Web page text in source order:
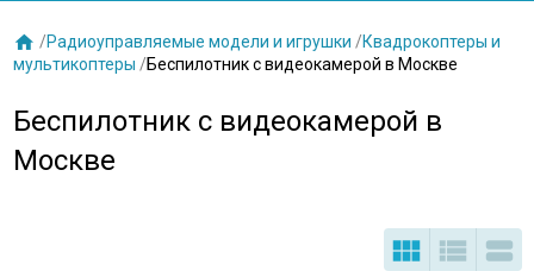
 /Радиоуправляемые модели и игрушки /Квадрокоптеры и
мультикоптеры /Беспилотник с видеокамерой в Москве
Беспилотник с видеокамерой в
Москве
  